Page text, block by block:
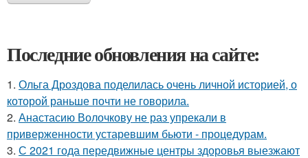
Последние обновления на сайте:
1. Ольга Дроздова поделилась очень личной историей, о
которой раньше почти не говорила.
2. Анастасию Волочкову не раз упрекали в
приверженности устаревшим бьюти - процедурам.
3. С 2021 года передвижные центры здоровья выезжают